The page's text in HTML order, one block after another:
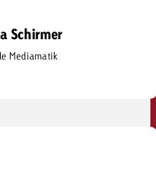
Schirmer
Mediamatik
Schirmer